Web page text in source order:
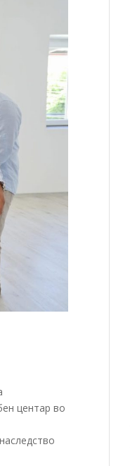
центар во